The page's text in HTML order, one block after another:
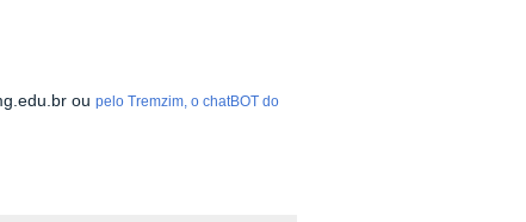
oupelo Tremzim, o chatBOT do